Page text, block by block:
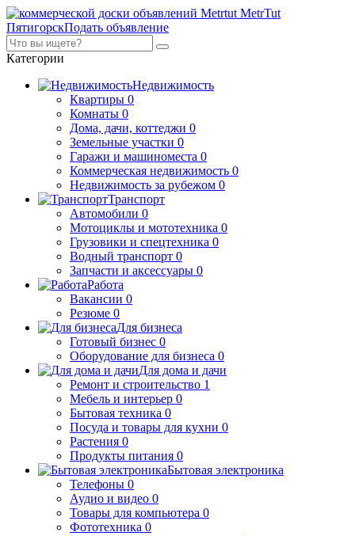
MetrTut
ПятигорскПодать объявление
Категории
Недвижимость
Квартиры 0
Комнаты 0
Дома, дачи, коттеджи 0
Земельные участки 0
Гаражи и машиноместа 0
Коммерческая недвижимость 0
Недвижимость за рубежом 0
Транспорт
Автомобили 0
Мотоциклы и мототехника 0
Грузовики и спецтехника 0
Водный транспорт 0
Запчасти и аксессуары 0
Работа
Вакансии 0
Резюме 0
Для бизнеса
Готовый бизнес 0
Оборудование для бизнеса 0
Для дома и дачи
Ремонт и строительство 1
Мебель и интерьер 0
Бытовая техника 0
Посуда и товары для кухни 0
Растения 0
Продукты питания 0
Бытовая электроника
Телефоны 0
Аудио и видео 0
Товары для компьютера 0
Фототехника 0